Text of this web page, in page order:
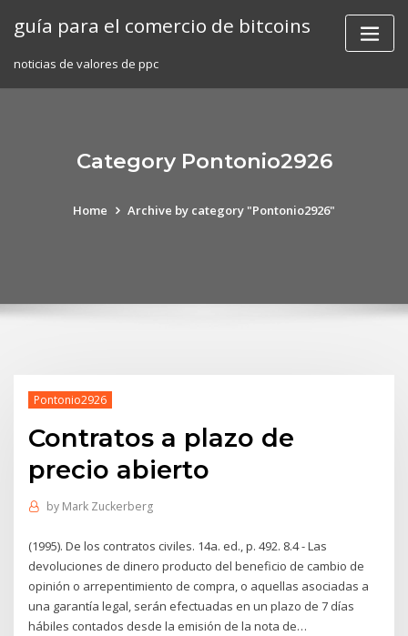
guía para el comercio de bitcoins
noticias de valores de ppc
Category Pontonio2926
Home Archive by category "Pontonio2926"
Pontonio2926
Contratos a plazo de
precio abierto
by Mark Zuckerberg
(1995). De los contratos civiles. 14a. ed., p. 492. 8.4 - Las
devoluciones de dinero producto del beneficio de cambio de
opinión o arrepentimiento de compra, o aquellas asociadas a
una garantía legal, serán efectuadas en un plazo de 7 días
hábiles contados desde la emisión de la nota de…